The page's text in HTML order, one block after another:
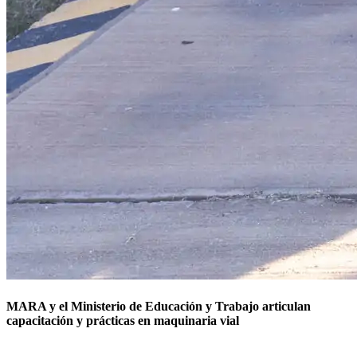
MARA y el Ministerio de Educación y Trabajo articulan
capacitación y prácticas en maquinaria vial